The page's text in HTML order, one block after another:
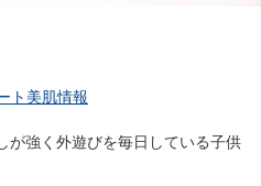
ト 美肌情報
が強く外遊びを毎日している子供